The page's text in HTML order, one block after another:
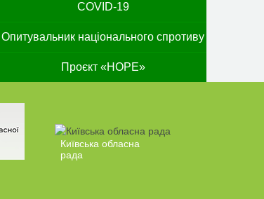
COVID-19
Опитувальник національного спротиву
Проєкт «HOPE»
Київська обласна
рада